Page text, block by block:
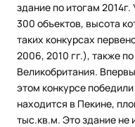
здание по итогам
300 объектов, высота
таких конкурсах
2006, 2010 гг.), также
Великобритания.
этом конкурсе
находится в Пекине,
тыс.кв.м. Это здание не